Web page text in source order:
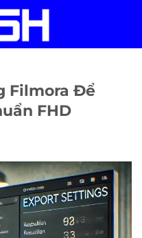
Filmora Để
FHD